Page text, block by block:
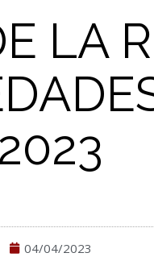
LA
2023
04/04/2023